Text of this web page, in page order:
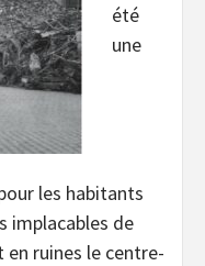
été
une
les habitants
implacables de
ruines le centre-